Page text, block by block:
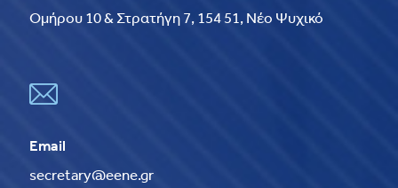
Ομήρου 10 & Στρατήγη 7, 154 51, Νέο Ψυχικό
Email
secretary@eene.gr